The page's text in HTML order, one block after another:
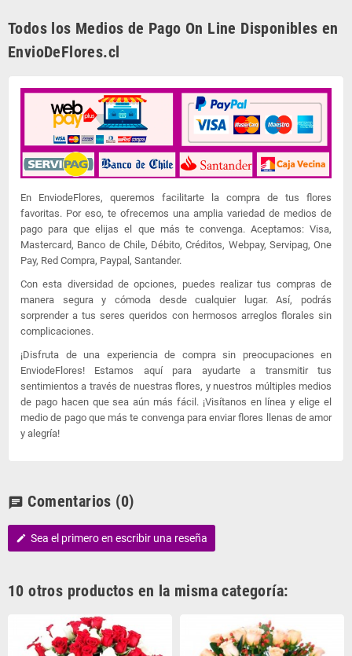
Todos los Medios de Pago On Line Disponibles en
EnvioDeFlores.cl
En EnviodeFlores, queremos facilitarte la compra de tus flores
favoritas. Por eso, te ofrecemos una amplia variedad de medios de
pago para que elijas el que más te convenga. Aceptamos: Visa,
Mastercard, Banco de Chile, Débito, Créditos, Webpay, Servipag, One
Pay, Red Compra, Paypal, Santander.
Con esta diversidad de opciones, puedes realizar tus compras de
manera segura y cómoda desde cualquier lugar. Así, podrás
sorprender a tus seres queridos con hermosos arreglos florales sin
complicaciones.
¡Disfruta de una experiencia de compra sin preocupaciones en
EnviodeFlores! Estamos aquí para ayudarte a transmitir tus
sentimientos a través de nuestras flores, y nuestros múltiples medios
de pago hacen que sea aún más fácil. ¡Visítanos en línea y elige el
medio de pago que más te convenga para enviar flores llenas de amor
y alegría!
chat Comentarios (0)
edit Sea el primero en escribir una reseña
10 otros productos en la misma categoría: